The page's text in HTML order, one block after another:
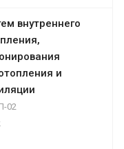
внутреннего
и
02